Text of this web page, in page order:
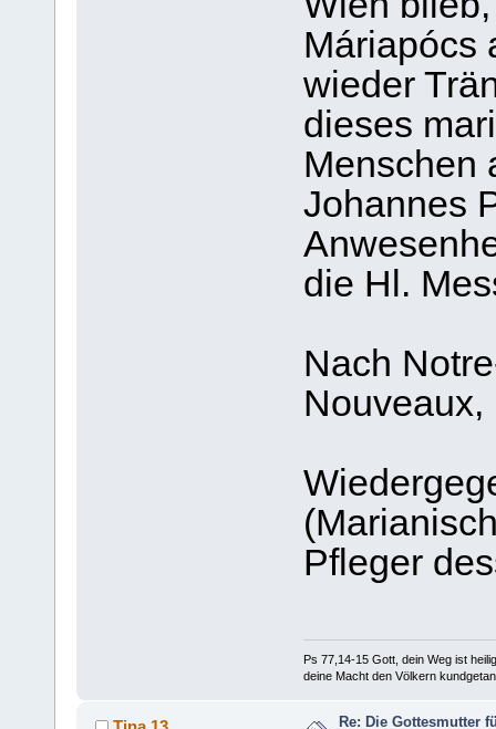
Máriapócs
wieder
dieses
Menschen
Johannes
die Hl.
Nach
Nouveaux,
Pfleger
Ps 77,14-15 Gott, dein Weg ist
deine Macht den Völkern
Re: Die Gottesmutter